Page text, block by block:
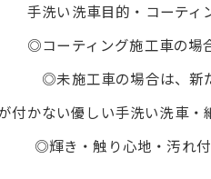
手洗い洗車目的・コーテ
◎コーティング施工車の場
◎未施工車の場合は、新
付かない優しい手洗い洗車・
◎輝き・触り心地・汚れ